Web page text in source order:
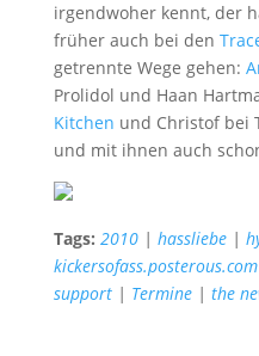
irgendwoher kennt, der
früher auch bei den
getrennte Wege gehen:
Prolidol und Haan
Kitchen und Christof bei
und mit ihnen auch
Tags: 2010| hassliebe|
kickersofass.posterous.com
support| Termine| the